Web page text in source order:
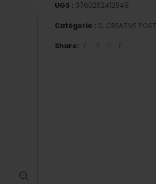
UGS : 3760262412849
Catégorie : 0. CREATIVE
Share